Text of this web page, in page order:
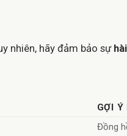
nhiên, hãy đảm bảo sự
GỢI Ý
Đồng